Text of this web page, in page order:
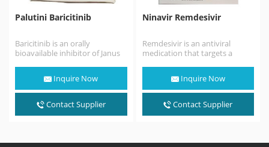
Palutini Baricitinib
Baricitinib is an orally
bioavailable inhibitor of Janus
Inquire Now
Contact Supplier
Ninavir Remdesivir
Remdesivir is an antiviral
medication that targets a
Inquire Now
Contact Supplier